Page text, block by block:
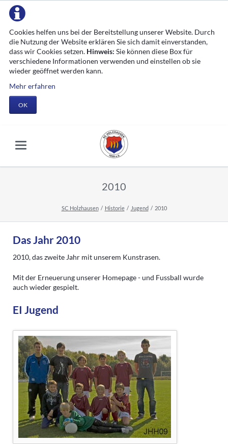
Cookies helfen uns bei der Bereitstellung unserer Website. Durch
die Nutzung der Website erklären Sie sich damit einverstanden,
dass wir Cookies setzen. Hinweis: Sie können diese Box für
verschiedene Informationen verwenden und einstellen ob sie
wieder geöffnet werden kann.
Mehr erfahren
OK
2010
SC Holzhausen Historie Jugend 2010
Das Jahr 2010
2010, das zweite Jahr mit unserem Kunstrasen.
Mit der Erneuerung unserer Homepage - und Fussball wurde
auch wieder gespielt.
EI Jugend